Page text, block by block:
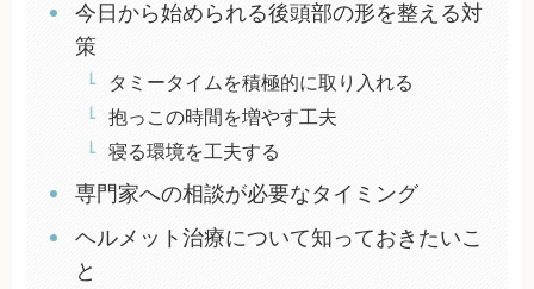
今日から始められる後頭部の形を整える対
策
タミータイムを積極的に取り入れる
抱っこの時間を増やす工夫
寝る環境を工夫する
専門家への相談が必要なタイミング
ヘルメット治療について知っておきたいこ
と